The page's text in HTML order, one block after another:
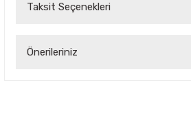
Taksit Seçenekleri
Önerileriniz